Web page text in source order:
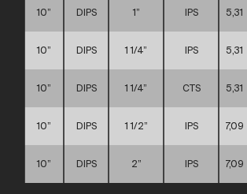
10” DIPS 1” IPS 5,31
10” DIPS 1 1/4” IPS 5,31
10” DIPS 1 1/4” CTS 5,31
10” DIPS 1 1/2” IPS 7,09
10” DIPS 2” IPS 7,09